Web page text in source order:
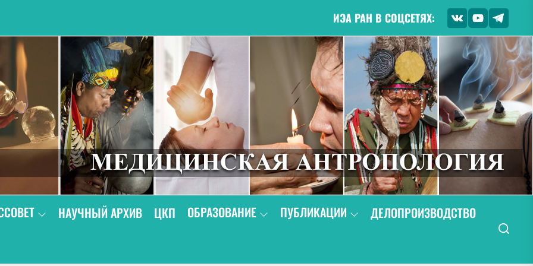
ИЭА РАН В СОЦСЕТЯХ:
НАУЧНЫЙ АРХИВ ЦКП ОБРАЗОВАНИЕ ПУБЛИКАЦИИ
ДЕЛОПРОИЗВОДСТВО